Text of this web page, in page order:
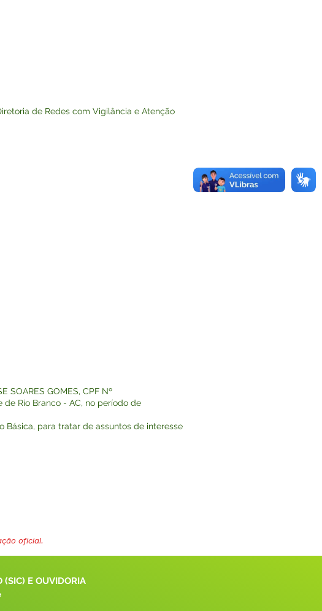
de Redes com Vigilância e Atenção
SOARES GOMES, CPF Nº
Rio Branco - AC, no período de
Básica, para tratar de assuntos de interesse
oficial.
(SIC) E OUVIDORIA